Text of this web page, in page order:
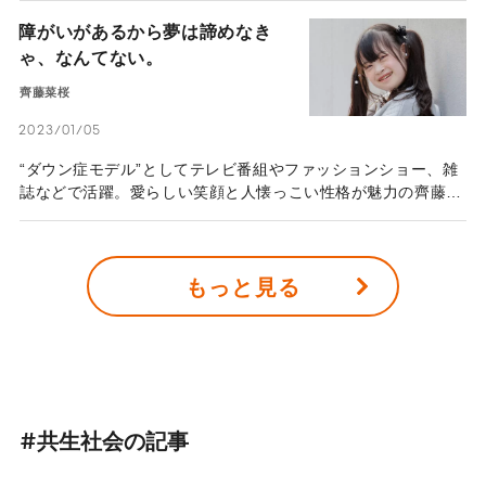
成立した「障がい者による文化芸術活動」とも呼応し、官民一
体で障がい者を含んだ芸術活動が活発化しています。この記事
では、インクルーシブアートについて解説します。
障がいがあるから夢は諦めなき
ゃ、なんてない。
齊藤菜桜
2023/01/05
“ダウン症モデル”としてテレビ番組やファッションショー、雑
誌などで活躍。愛らしい笑顔と人懐っこい性格が魅力の齊藤菜
モデルは見たくない」といった心無い声も。障がいがあっても
好きなことを全力で楽しみながら夢をかなえようとするその姿
は、夢を持つ全ての人の背中を温かく押している。
もっと見る
#共生社会の記事